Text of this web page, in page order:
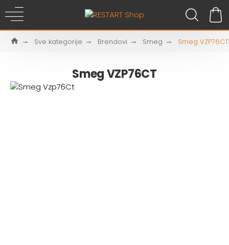
Sve kategorije Brendovi Smeg Smeg VZP76CT
Smeg VZP76CT